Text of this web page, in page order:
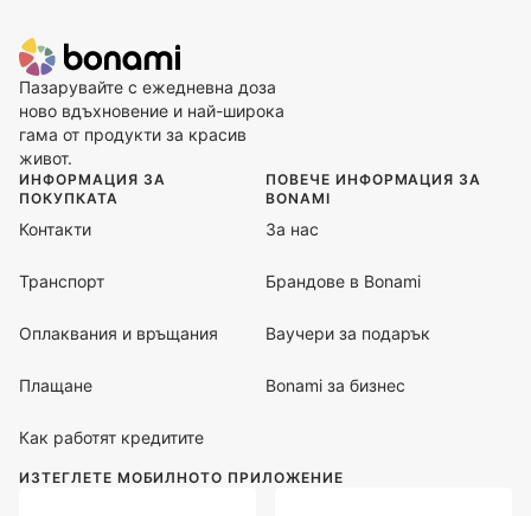
Пазарувайте с ежедневна доза
ново вдъхновение и най-широка
гама от продукти за красив
живот.
ИНФОРМАЦИЯ ЗА
ПОКУПКАТА
Контакти
Транспорт
Оплаквания и връщания
Плащане
Как работят кредитите
ПОВЕЧЕ ИНФОРМАЦИЯ ЗА
BONAMI
За нас
Брандове в Bonami
Ваучери за подарък
Bonami за бизнес
ИЗТЕГЛЕТЕ МОБИЛНОТО ПРИЛОЖЕНИЕ